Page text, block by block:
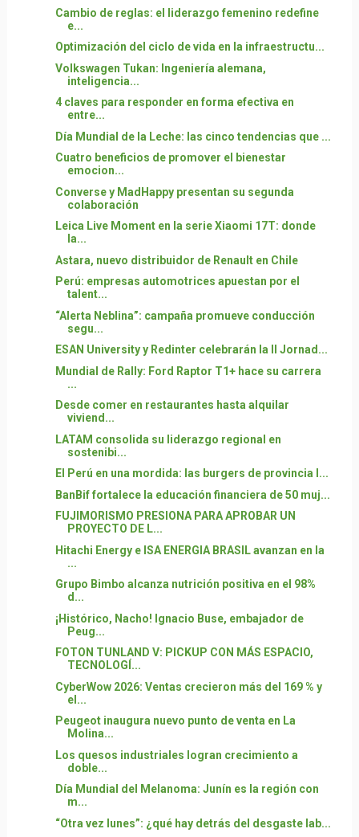
Cambio de reglas: el liderazgo femenino redefine
e...
Optimización del ciclo de vida en la infraestructu...
Volkswagen Tukan: Ingeniería alemana,
inteligencia...
4 claves para responder en forma efectiva en
entre...
Día Mundial de la Leche: las cinco tendencias que ...
Cuatro beneficios de promover el bienestar
emocion...
Converse y MadHappy presentan su segunda
colaboración
Leica Live Moment en la serie Xiaomi 17T: donde
la...
Astara, nuevo distribuidor de Renault en Chile
Perú: empresas automotrices apuestan por el
talent...
“Alerta Neblina”: campaña promueve conducción
segu...
ESAN University y Redinter celebrarán la II Jornad...
Mundial de Rally: Ford Raptor T1+ hace su carrera
...
Desde comer en restaurantes hasta alquilar
viviend...
LATAM consolida su liderazgo regional en
sostenibi...
El Perú en una mordida: las burgers de provincia l...
BanBif fortalece la educación financiera de 50 muj...
FUJIMORISMO PRESIONA PARA APROBAR UN
PROYECTO DE L...
Hitachi Energy e ISA ENERGIA BRASIL avanzan en la
...
Grupo Bimbo alcanza nutrición positiva en el 98%
d...
¡Histórico, Nacho! Ignacio Buse, embajador de
Peug...
FOTON TUNLAND V: PICKUP CON MÁS ESPACIO,
TECNOLOGÍ...
CyberWow 2026: Ventas crecieron más del 169 % y
el...
Peugeot inaugura nuevo punto de venta en La
Molina...
Los quesos industriales logran crecimiento a
doble...
Día Mundial del Melanoma: Junín es la región con
m...
“Otra vez lunes”: ¿qué hay detrás del desgaste lab...